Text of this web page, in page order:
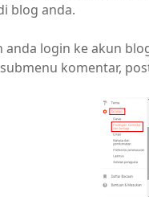
blog anda.
anda login ke akun
komentar,